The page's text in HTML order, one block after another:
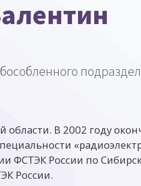
области. В 2002 году
ФСТЭК России по
России.